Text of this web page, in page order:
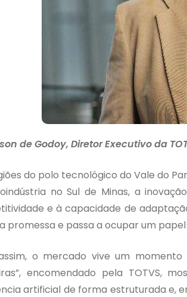
de Godoy, Diretor Executivo da
do polo tecnológico do Vale do
no Sul de Minas, a
e à capacidade de
promessa e passa a ocupar um
o mercado vive um
encomendado pela TOTVS,
artificial de forma estruturada e,